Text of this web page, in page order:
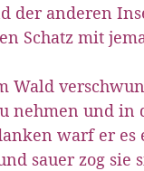
der anderen
Schatz mit
Wald
nehmen und in
warf er es
sauer zog sie